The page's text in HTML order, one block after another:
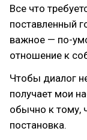
Все что
поставленный
важное — по-
отношение к
Чтобы диалог
получает мои
обычно к тому,
постановка.